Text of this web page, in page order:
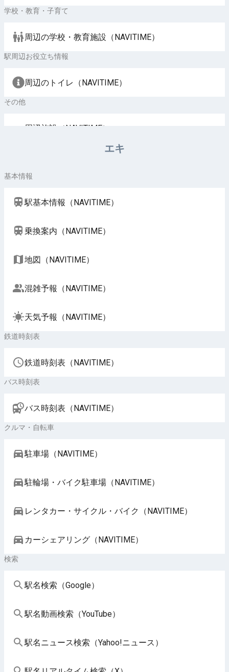
学校・教育・子育て
周辺の学校・教育施設（NAVITIME）
駅周辺お役立ち情報
周辺のトイレ（NAVITIME）
その他
周辺施設（NAVITIME）
エキ
基本情報
駅基本情報（NAVITIME）
乗換案内（NAVITIME）
地図（NAVITIME）
混雑予報（NAVITIME）
天気予報（NAVITIME）
鉄道時刻表
鉄道時刻表（NAVITIME）
バス時刻表
バス時刻表（NAVITIME）
クルマ・自転車
駐車場（NAVITIME）
駐輪場・バイク駐車場（NAVITIME）
レンタカー・サイクル・バイク（NAVITIME）
カーシェアリング（NAVITIME）
検索
駅名検索（Google）
駅名動画検索（YouTube）
駅名ニュース検索（Yahoo!ニュース）